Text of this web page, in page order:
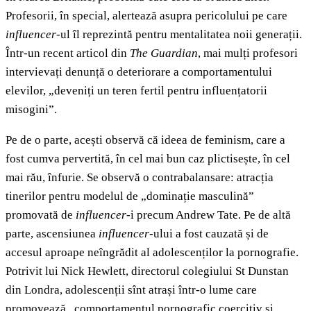
Profesorii, în special, alertează asupra pericolului pe care
influencer-ul îl reprezintă pentru mentalitatea noii generații.
Într-un recent articol din The Guardian, mai mulți profesori
intervievați denunță o deteriorare a comportamentului
elevilor, „deveniți un teren fertil pentru influențatorii
misogini”.
Pe de o parte, acești observă că ideea de feminism, care a
fost cumva pervertită, în cel mai bun caz plictisește, în cel
mai rău, înfurie. Se observă o contrabalansare: atracția
tinerilor pentru modelul de „dominație masculină”
promovată de influencer-i precum Andrew Tate. Pe de altă
parte, ascensiunea influencer-ului a fost cauzată și de
accesul aproape neîngrădit al adolescenților la pornografie.
Potrivit lui Nick Hewlett, directorul colegiului St Dunstan
din Londra, adolescenții sînt atrași într-o lume care